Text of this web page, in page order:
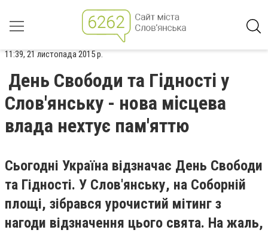
11:39, 21 листопада 2015 р.
День Свободи та Гідності у
Слов'янську - нова місцева
влада нехтує пам'яттю
Сьогодні Україна відзначає День Свободи
та Гідності. У Слов'янську, на Соборній
площі, зібрався урочистий мітинг з
нагоди відзначення цього свята. На жаль,